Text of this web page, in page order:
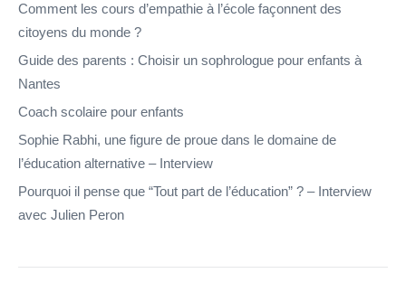
Comment les cours d’empathie à l’école façonnent des
citoyens du monde ?
Guide des parents : Choisir un sophrologue pour enfants à
Nantes
Coach scolaire pour enfants
Sophie Rabhi, une figure de proue dans le domaine de
l’éducation alternative – Interview
Pourquoi il pense que “Tout part de l’éducation” ? – Interview
avec Julien Peron